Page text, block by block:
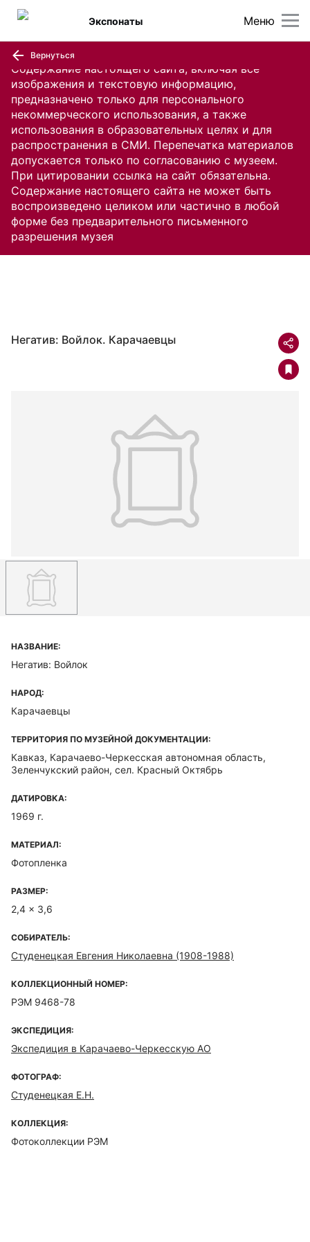
Содержание настоящего сайта, включая все
изображения и текстовую информацию,
предназначено только для персонального
некоммерческого использования, а также
использования в образовательных целях и для
распространения в СМИ. Перепечатка материалов
допускается только по согласованию с музеем.
При цитировании ссылка на сайт обязательна.
Содержание настоящего сайта не может быть
воспроизведено целиком или частично в любой
форме без предварительного письменного
разрешения музея
Меню
Экспонаты
Вернуться
Негатив: Войлок. Карачаевцы
НАЗВАНИЕ:
Негатив: Войлок
НАРОД:
Карачаевцы
ТЕРРИТОРИЯ ПО МУЗЕЙНОЙ ДОКУМЕНТАЦИИ:
Кавказ, Карачаево-Черкесская автономная область,
Зеленчукский район, сел. Красный Октябрь
ДАТИРОВКА:
1969 г.
МАТЕРИАЛ:
Фотопленка
РАЗМЕР:
2,4 x 3,6
СОБИРАТЕЛЬ:
Студенецкая Евгения Николаевна (1908-1988)
КОЛЛЕКЦИОННЫЙ НОМЕР:
РЭМ 9468-78
ЭКСПЕДИЦИЯ:
Экспедиция в Карачаево-Черкесскую АО
ФОТОГРАФ:
Студенецкая Е.Н.
КОЛЛЕКЦИЯ:
Фотоколлекции РЭМ